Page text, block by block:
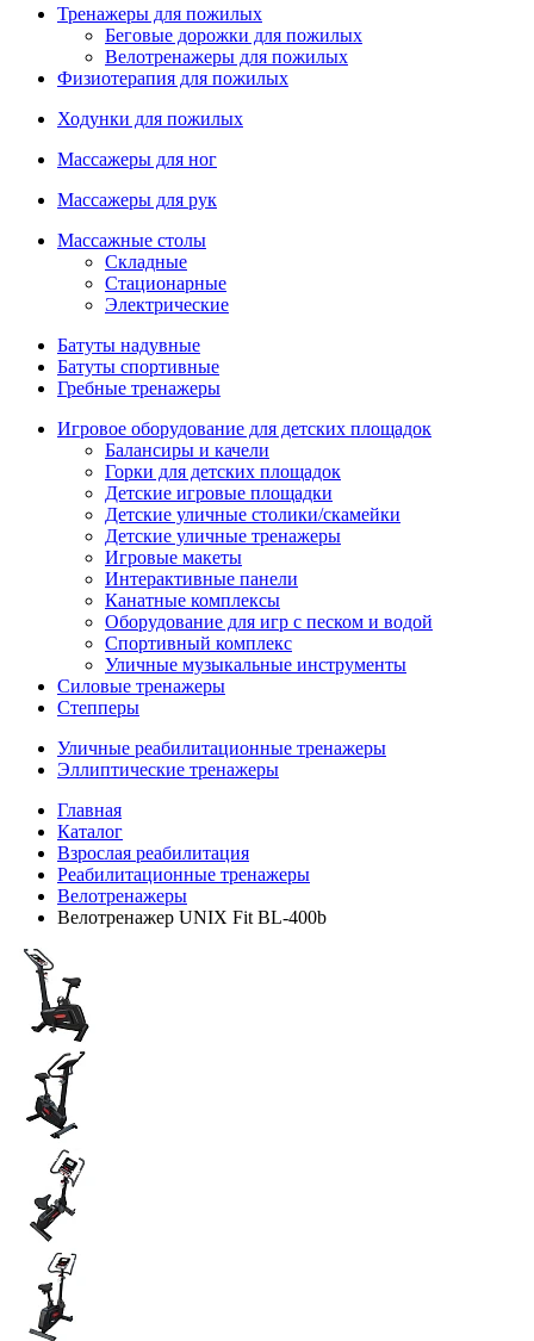
Тренажеры для пожилых
Беговые дорожки для пожилых
Велотренажеры для пожилых
Физиотерапия для пожилых
Ходунки для пожилых
Массажеры для ног
Массажеры для рук
Массажные столы
Складные
Стационарные
Электрические
Батуты надувные
Батуты спортивные
Гребные тренажеры
Игровое оборудование для детских площадок
Балансиры и качели
Горки для детских площадок
Детские игровые площадки
Детские уличные столики/скамейки
Детские уличные тренажеры
Игровые макеты
Интерактивные панели
Канатные комплексы
Оборудование для игр с песком и водой
Спортивный комплекс
Уличные музыкальные инструменты
Силовые тренажеры
Степперы
Уличные реабилитационные тренажеры
Эллиптические тренажеры
Главная
Каталог
Взрослая реабилитация
Реабилитационные тренажеры
Велотренажеры
Велотренажер UNIX Fit BL-400b